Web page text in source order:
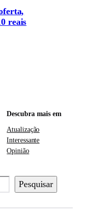
reais
Descubra mais em
Atualização
Interessante
Opinião
Pesquisar